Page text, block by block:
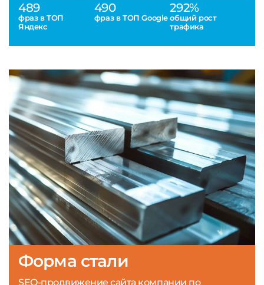
489
фраз в ТОП
Яндекс
490
фраз в ТОП Google
292%
общий рост
трафика
Форма стали
SEO-продвижение сайта компании по